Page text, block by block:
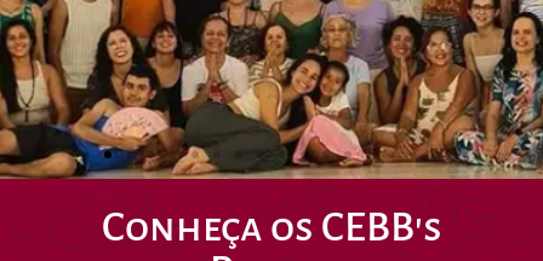
CEBB Darmata
Conheça os CEBB's